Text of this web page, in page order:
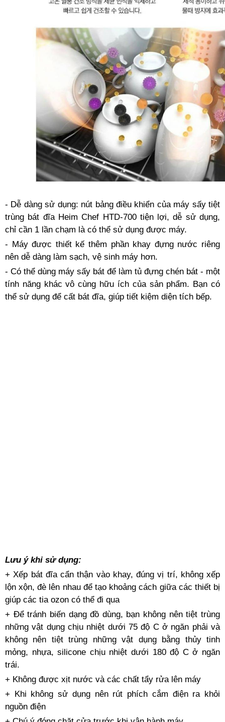
- Dễ dàng sử dụng: nút bảng điều khiển của máy sấy tiệt
trùng bát đĩa Heim Chef HTD-700 tiện lợi, dễ sử dụng,
chỉ cần 1 lần chạm là có thể sử dụng được máy.
- Máy được thiết kế thêm phần khay đựng nước riêng
nên dễ dàng làm sạch, vệ sinh máy hơn.
- Có thể dùng máy sấy bát để làm tủ đựng chén bát - một
tính năng khác vô cùng hữu ích của sản phẩm. Bạn có
thể sử dụng để cất bát đĩa, giúp tiết kiệm diện tích bếp.
Lưu ý khi sử dụng:
+ Xếp bát đĩa cẩn thận vào khay, đúng vị trí, không xếp
lộn xộn, đè lên nhau để tạo khoảng cách giữa các thiết bị
giúp các tia ozon có thể đi qua
+ Để tránh biến dạng đồ dùng, bạn không nên tiệt trùng
những vật dụng chịu nhiệt dưới 75 độ C ở ngăn phải và
không nên tiệt trùng những vật dụng bằng thủy tinh
mỏng, nhựa, silicone chịu nhiệt dưới 180 độ C ở ngăn
trái.
+ Không được xịt nước và các chất tẩy rửa lên máy
+ Khi không sử dụng nên rút phích cắm điện ra khỏi
nguồn điện